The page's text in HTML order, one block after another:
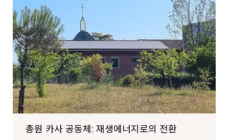
총원 카사 공동체: 재생에너지로의 전환